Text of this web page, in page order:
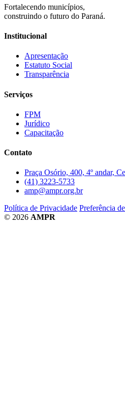
Fortalecendo municípios,
construindo o futuro do Paraná.
Institucional
Apresentação
Estatuto Social
Transparência
Serviços
FPM
Jurídico
Capacitação
Contato
Praça Osório, 400, 4º andar,
(41) 3223-5733
amp@ampr.org.br
Política de Privacidade Preferência
© 2026 AMPR